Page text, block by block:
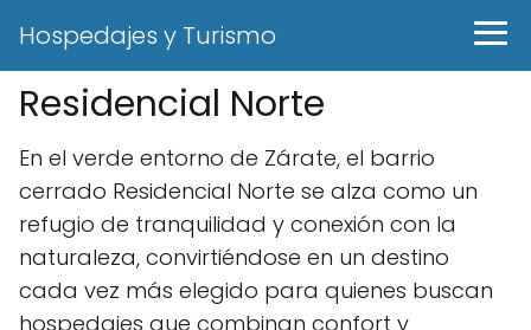
Hospedajes y Turismo
Residencial Norte
En el verde entorno de Zárate, el barrio
cerrado Residencial Norte se alza como un
refugio de tranquilidad y conexión con la
naturaleza, convirtiéndose en un destino
cada vez más elegido para quienes buscan
hospedajes que combinan confort y